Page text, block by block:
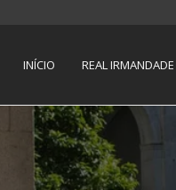
INÍCIO REAL IRMANDADE